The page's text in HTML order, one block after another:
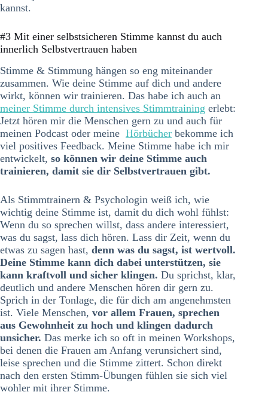
kannst.
#3 Mit einer selbstsicheren Stimme kannst du auch
innerlich Selbstvertrauen haben
Stimme & Stimmung hängen so eng miteinander
zusammen. Wie deine Stimme auf dich und andere
wirkt, können wir trainieren. Das habe ich auch an
meiner Stimme durch intensives Stimmtraining erlebt:
Jetzt hören mir die Menschen gern zu und auch für
meinen Podcast oder meine Hörbücher bekomme ich
viel positives Feedback. Meine Stimme habe ich mir
entwickelt, so können wir deine Stimme auch
trainieren, damit sie dir Selbstvertrauen gibt.
Als Stimmtrainern & Psychologin weiß ich, wie
wichtig deine Stimme ist, damit du dich wohl fühlst:
Wenn du so sprechen willst, dass andere interessiert,
was du sagst, lass dich hören. Lass dir Zeit, wenn du
etwas zu sagen hast, denn was du sagst, ist wertvoll.
Deine Stimme kann dich dabei unterstützen, sie
kann kraftvoll und sicher klingen. Du sprichst, klar,
deutlich und andere Menschen hören dir gern zu.
Sprich in der Tonlage, die für dich am angenehmsten
ist. Viele Menschen, vor allem Frauen, sprechen
aus Gewohnheit zu hoch und klingen dadurch
unsicher. Das merke ich so oft in meinen Workshops,
bei denen die Frauen am Anfang verunsichert sind,
leise sprechen und die Stimme zittert. Schon direkt
nach den ersten Stimm-Übungen fühlen sie sich viel
wohler mit ihrer Stimme.